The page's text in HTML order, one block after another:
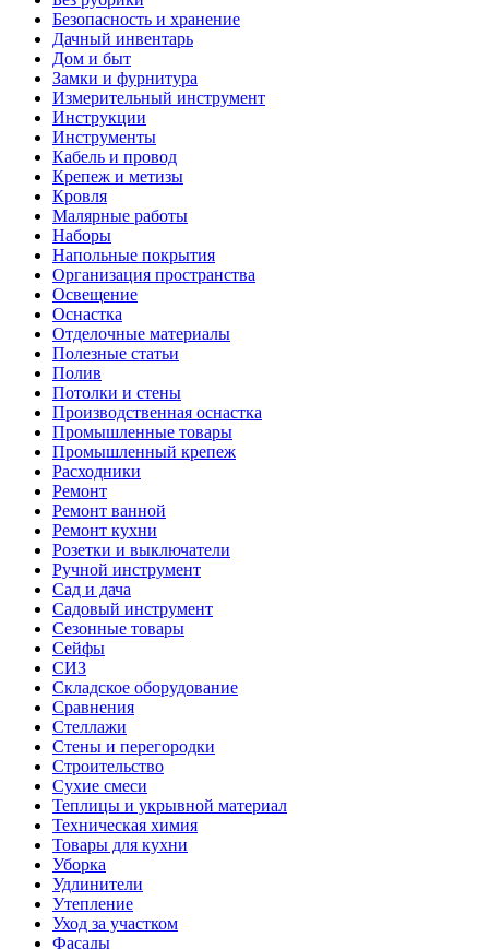
Безопасность и хранение
Дачный инвентарь
Дом и быт
Замки и фурнитура
Измерительный инструмент
Инструкции
Инструменты
Кабель и провод
Крепеж и метизы
Кровля
Малярные работы
Наборы
Напольные покрытия
Организация пространства
Освещение
Оснастка
Отделочные материалы
Полезные статьи
Полив
Потолки и стены
Производственная оснастка
Промышленные товары
Промышленный крепеж
Расходники
Ремонт
Ремонт ванной
Ремонт кухни
Розетки и выключатели
Ручной инструмент
Сад и дача
Садовый инструмент
Сезонные товары
Сейфы
СИЗ
Складское оборудование
Сравнения
Стеллажи
Стены и перегородки
Строительство
Сухие смеси
Теплицы и укрывной материал
Техническая химия
Товары для кухни
Уборка
Удлинители
Утепление
Уход за участком
Фасады